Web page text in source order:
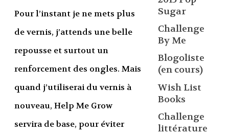
Pour l’instant je ne mets plus
de vernis, j’attends une belle
repousse et surtout un
renforcement des ongles. Mais
quand j’utiliserai du vernis à
nouveau, Help Me Grow
servira de base, pour éviter
Sugar
Challenge
By Me
Blogoliste
(en cours)
Wish List
Books
Challenge
littérature